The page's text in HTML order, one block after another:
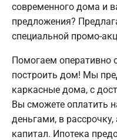
современного дома и
предложения?
специальной промо-
Помогаем оперативно
построить дом! Мы
каркасные дома, с
Вы сможете оплатить
деньгами, в
капитал. Ипотека